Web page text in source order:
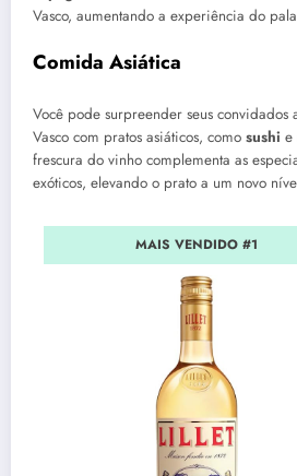
Vasco, aumentando a experiência do
Comida Asiática
Você pode surpreender seus
Vasco com pratos asiáticos, como sushi e
frescura do vinho complementa as
exóticos, elevando o prato a um novo
MAIS VENDIDO #1